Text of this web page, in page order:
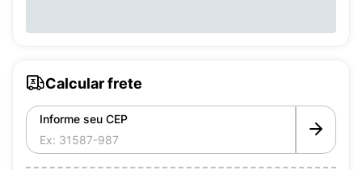
Calcular frete
Informe seu CEP